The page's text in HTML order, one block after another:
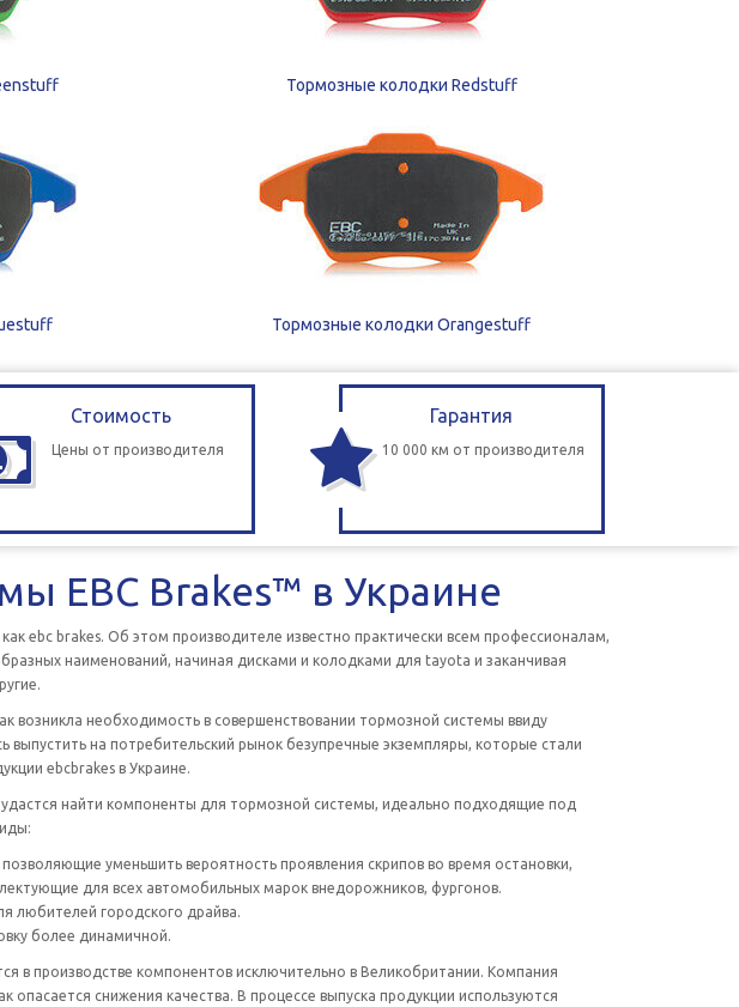
Тормозные колодки Redstuff
Тормозные колодки Orangestuff
Стоимость
Цены от производителя
Гарантия
10 000 км от производителя
EBC Brakes™ в Украине
ebc brakes. Об этом производителе известно практически всем профессионалам,
наименований, начиная дисками и колодками для tayota и заканчивая
возникла необходимость в совершенствовании тормозной системы ввиду
на потребительский рынок безупречные экземпляры, которые стали
ebcbrakes в Украине.
найти компоненты для тормозной системы, идеально подходящие под
уменьшить вероятность проявления скрипов во время остановки,
для всех автомобильных марок внедорожников, фургонов.
любителей городского драйва.
более динамичной.
в производстве компонентов исключительно в Великобритании. Компания
снижения качества. В процессе выпуска продукции используются